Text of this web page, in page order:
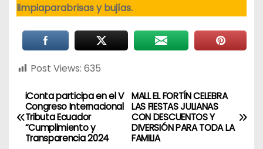
limpiaparabrisas y bujías.
Post Views: 635
MALL EL FORTÍN CELEBRA
LAS FIESTAS JULIANAS
CON DESCUENTOS Y
DIVERSIÓN PARA TODA LA
FAMILIA
iConta participa en el V
Congreso Internacional
Tributa Ecuador
“Cumplimiento y
Transparencia 2024